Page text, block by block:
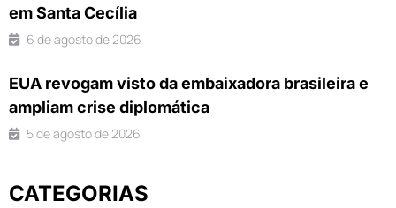
em Santa Cecília
6 de agosto de 2026
EUA revogam visto da embaixadora brasileira e
ampliam crise diplomática
5 de agosto de 2026
CATEGORIAS